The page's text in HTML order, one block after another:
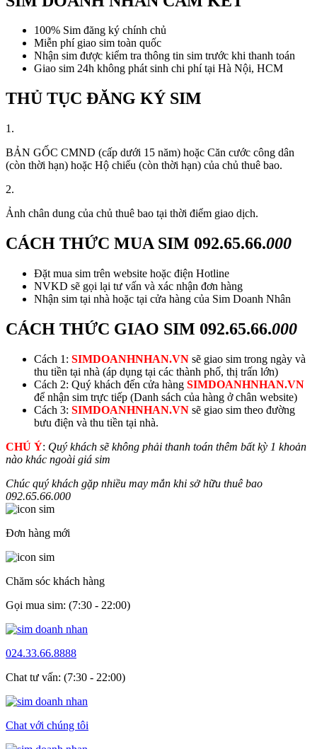
100% Sim đăng ký chính chủ
Miễn phí giao sim toàn quốc
Nhận sim được kiểm tra thông tin sim trước khi thanh toán
Giao sim 24h không phát sinh chi phí tại Hà Nội, HCM
THỦ TỤC ĐĂNG KÝ SIM
1.
BẢN GỐC CMND (cấp dưới 15 năm) hoặc Căn cước công dân
(còn thời hạn) hoặc Hộ chiếu (còn thời hạn) của chủ thuê bao.
2.
Ảnh chân dung của chủ thuê bao tại thời điểm giao dịch.
CÁCH THỨC MUA SIM 092.65.66.000
Đặt mua sim trên website hoặc điện Hotline
NVKD sẽ gọi lại tư vấn và xác nhận đơn hàng
Nhận sim tại nhà hoặc tại cửa hàng của Sim Doanh Nhân
CÁCH THỨC GIAO SIM 092.65.66.000
Cách 1: SIMDOANHNHAN.VN sẽ giao sim trong ngày và
thu tiền tại nhà (áp dụng tại các thành phố, thị trấn lớn)
Cách 2: Quý khách đến cửa hàng SIMDOANHNHAN.VN
để nhận sim trực tiếp (Danh sách của hàng ở chân website)
Cách 3: SIMDOANHNHAN.VN sẽ giao sim theo đường
bưu điện và thu tiền tại nhà.
CHÚ Ý: Quý khách sẽ không phải thanh toán thêm bất kỳ 1 khoản
nào khác ngoài giá sim
Chúc quý khách gặp nhiều may mắn khi sở hữu thuê bao
092.65.66.000
Đơn hàng mới
Chăm sóc khách hàng
Gọi mua sim: (7:30 - 22:00)
024.33.66.8888
Chat tư vấn: (7:30 - 22:00)
Chat với chúng tôi